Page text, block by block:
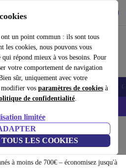
un point commun : ils sont tous
les cookies, nous pouvons vous
répond mieux à vos besoins. Pour
votre comportement de navigation
sûr, uniquement avec votre
modifier vos paramètres de cookies à
de confidentialité.
limitée
LES COOKIES
facilement
Montres connectées Accessoires
– Code : IPHONEDEAL -
à moins de 700€ – économisez jusqu'à